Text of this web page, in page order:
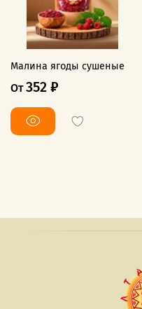
Малина ягоды сушеные
От 352 ₽